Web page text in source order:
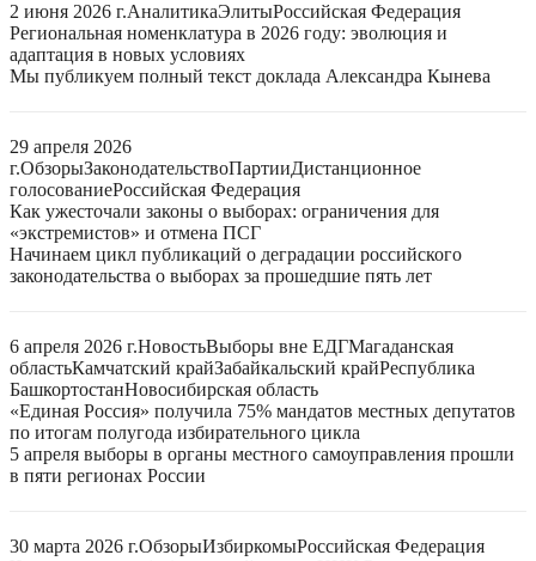
2 июня 2026 г.АналитикаЭлитыРоссийская Федерация
Региональная номенклатура в 2026 году: эволюция и
адаптация в новых условиях
Мы публикуем полный текст доклада Александра Кынева
29 апреля 2026
г.ОбзорыЗаконодательствоПартииДистанционное
голосованиеРоссийская Федерация
Как ужесточали законы о выборах: ограничения для
«экстремистов» и отмена ПСГ
Начинаем цикл публикаций о деградации российского
законодательства о выборах за прошедшие пять лет
6 апреля 2026 г.НовостьВыборы вне ЕДГМагаданская
областьКамчатский крайЗабайкальский крайРеспублика
БашкортостанНовосибирская область
«Единая Россия» получила 75% мандатов местных депутатов
по итогам полугода избирательного цикла
5 апреля выборы в органы местного самоуправления прошли
в пяти регионах России
30 марта 2026 г.ОбзорыИзбиркомыРоссийская Федерация